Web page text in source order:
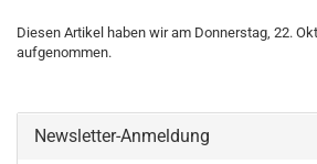
Diesen Artikel haben wir am Donnerstag, 22.
aufgenommen.
Newsletter-Anmeldung